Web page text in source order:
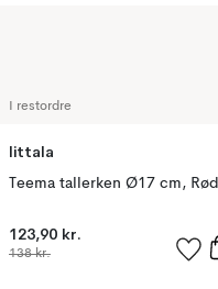
I restordre
Iittala
Teema tallerken Ø17 cm, Rød
123,90 kr.
138 kr.